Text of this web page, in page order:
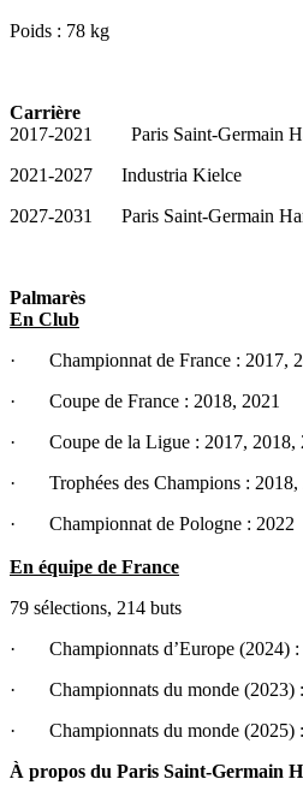
Poids : 78 kg
Carrière
2017-2021 Paris Saint-
2021-2027 Industria Kielce
2027-2031 Paris Saint-
Palmarès
En Club
· Championnat de France : 2017,
· Coupe de France : 2018, 2021
· Coupe de la Ligue : 2017, 2018,
· Trophées des Champions : 2018,
· Championnat de Pologne : 2022
En équipe de France
79 sélections, 214 buts
· Championnats d’Europe (2024) :
· Championnats du monde (2023) :
· Championnats du monde (2025) :
À propos du Paris Saint-Germain